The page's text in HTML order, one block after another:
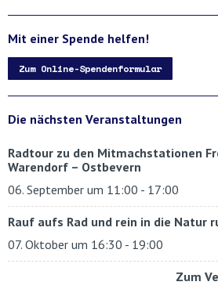
Mit einer Spende helfen!
Zum Online-Spendenformular
Die nächsten Veranstaltungen
Radtour zu den Mitmachstationen
Warendorf – Ostbevern
06. September um 11:00 - 17:00
Rauf aufs Rad und rein in die Natur
07. Oktober um 16:30 - 19:00
Zum